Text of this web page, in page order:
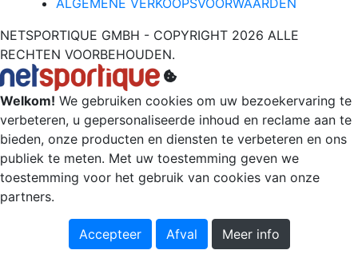
NETSPORTIQUE GMBH - COPYRIGHT 2026 ALLE
RECHTEN VOORBEHOUDEN.
Welkom! We gebruiken cookies om uw bezoekervaring te
verbeteren, u gepersonaliseerde inhoud en reclame aan te
bieden, onze producten en diensten te verbeteren en ons
publiek te meten. Met uw toestemming geven we
toestemming voor het gebruik van cookies van onze
partners.
Accepteer Afval Meer info